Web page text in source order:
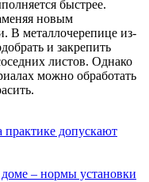
быстрее.
новым
В металлочерепице из-
и закрепить
листов. Однако
можно обработать
практике допускают
– нормы установки